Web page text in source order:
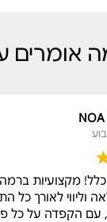
אומרים
מקצועיות
וליווי לאורך כל
הקפדה על כל